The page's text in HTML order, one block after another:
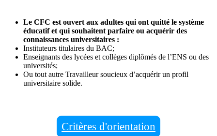
Le CFC est ouvert aux adultes qui ont quitté le système
éducatif et qui souhaitent parfaire ou acquérir des
connaissances universitaires :
Instituteurs titulaires du BAC;
Enseignants des lycées et collèges diplômés de l’ENS ou des
universités;
Ou tout autre Travailleur soucieux d’acquérir un profil
universitaire solide.
Critères d'orientation